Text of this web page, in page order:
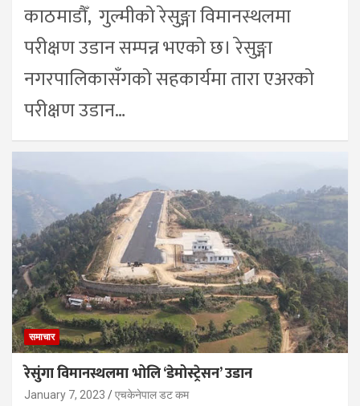
काठमाडौँ, गुल्मीको रेसुङ्गा विमानस्थलमा
परीक्षण उडान सम्पन्न भएको छ। रेसुङ्गा
नगरपालिकासँगको सहकार्यमा तारा एअरको
परीक्षण उडान…
समाचार
रेसुंगा विमानस्थलमा भोलि ‘डेमोस्ट्रेसन’ उडान
January 7, 2023 एचकेनेपाल डट कम